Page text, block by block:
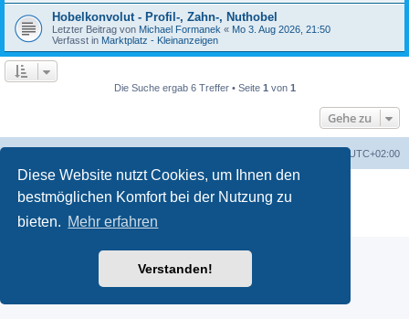
Diese Website nutzt Cookies, um Ihnen den
bestmöglichen Komfort bei der Nutzung zu
bieten. Mehr erfahren
Verstanden!
Hobelkonvolut - Profil-, Zahn-, Nuthobel
Letzter Beitrag von Michael Formanek « Mo 3. Aug 2026, 21:50
Verfasst in Marktplatz - Kleinanzeigen
Die Suche ergab 6 Treffer • Seite 1 von 1
Gehe zu
UTC+02:00
Deutsche Übersetzung durchphpBB.de
Datenschutz